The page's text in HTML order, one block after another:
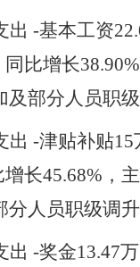
出 -基本工资
比增长38.90
及部分人员职
出 -津贴补贴15
长45.68%，
人员职级调升
出 -奖金13.47